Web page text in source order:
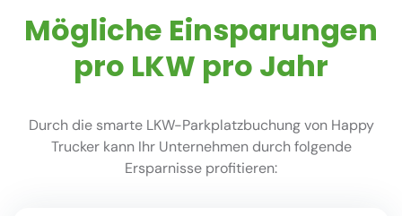
Mögliche Einsparungen
pro LKW pro Jahr
Durch die smarte LKW-Parkplatzbuchung von Happy
Trucker kann Ihr Unternehmen durch folgende
Ersparnisse profitieren: